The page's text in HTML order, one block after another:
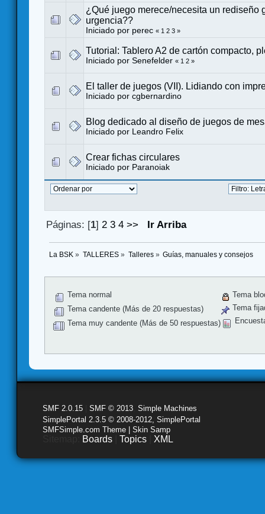
¿Qué juego merece/necesita un rediseño
urgencia??
Iniciado por perec « 1 2 3 »
Tutorial: Tablero A2 de cartón compacto,
Iniciado por Senefelder « 1 2 »
El taller de juegos (VII). Lidiando con
Iniciado por cgbernardino
Blog dedicado al diseño de juegos de
Iniciado por Leandro Felix
Crear fichas circulares
Iniciado por Paranoiak
Páginas: [1] 2 3 4 >> Ir Arriba
La BSK » TALLERES» Talleres» Guías, manuales y consejos
Tema normal
Tema candente (Más de 20 respuestas)
Tema muy candente (Más de 50 respuestas)
Tema
Tema
SMF 2.0.15 SMF © 2013 Simple Machines
SimplePortal 2.3.5 © 2008-2012, SimplePortal
SMFSimple.com Theme | Skin Samp
Boards Topics XML